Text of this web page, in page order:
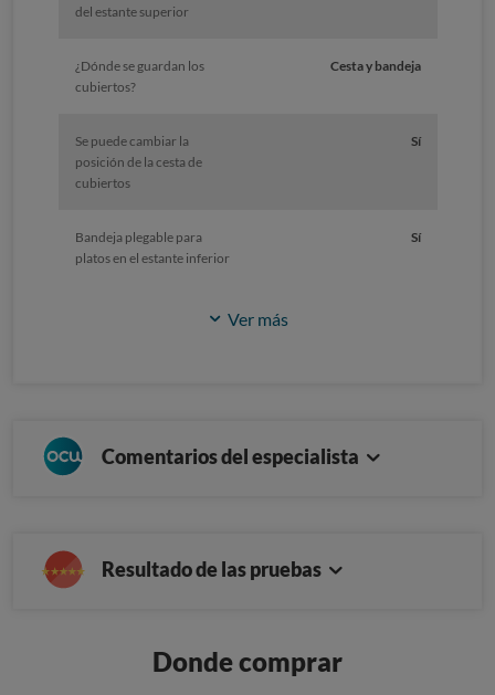
del estante superior
¿Dónde se guardan los
cubiertos?
Cesta y bandeja
Se puede cambiar la
posición de la cesta de
cubiertos
Sí
Bandeja plegable para
platos en el estante inferior
Sí
Ver más
Comentarios del especialista
Resultado de las pruebas
Donde comprar